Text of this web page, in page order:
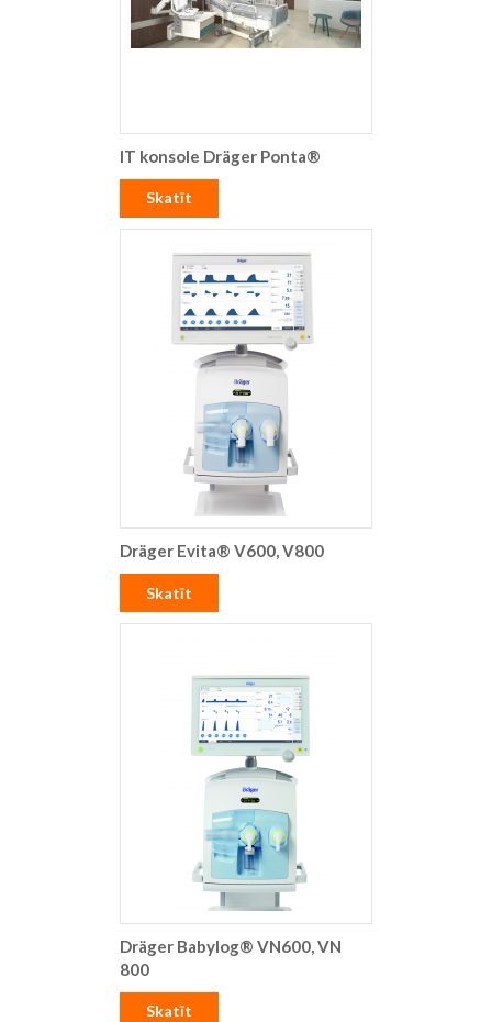
IT konsole Dräger Ponta®
Skatīt
Dräger Evita® V600, V800
Skatīt
Dräger Babylog® VN600, VN
800
Skatīt